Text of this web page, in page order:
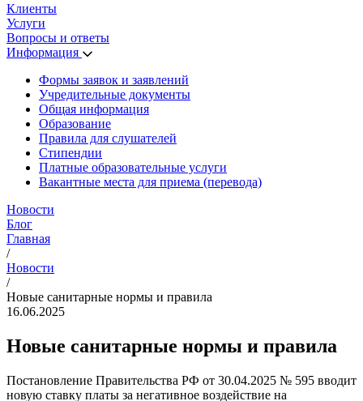
Клиенты
Услуги
Вопросы и ответы
Информация
Формы заявок и заявлений
Учредительные документы
Общая информация
Образование
Правила для слушателей
Стипендии
Платные образовательные услуги
Вакантные места для приема (перевода)
Новости
Блог
Главная
/
Новости
/
Новые санитарные нормы и правила
16.06.2025
Новые санитарные нормы и правила
Постановление Правительства РФ от 30.04.2025 № 595 вводит
новую ставку платы за негативное воздействие на